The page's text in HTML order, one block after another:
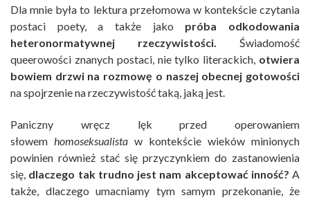
Dla mnie była to lektura przełomowa w kontekście czytania
postaci poety, a także jako próba odkodowania
heteronormatywnej rzeczywistości. Świadomość
queerowości znanych postaci, nie tylko literackich, otwiera
bowiem drzwi na rozmowę o naszej obecnej gotowości
na spojrzenie na rzeczywistość taką, jaką jest.
Paniczny wręcz lęk przed operowaniem
słowem homoseksualista w kontekście wieków minionych
powinien również stać się przyczynkiem do zastanowienia
się, dlaczego tak trudno jest nam akceptować inność? A
także, dlaczego umacniamy tym samym przekonanie, że